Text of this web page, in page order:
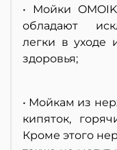
• Мойки
обладают
легки в уходе
здоровья;
• Мойкам из
кипяток,
Кроме этого